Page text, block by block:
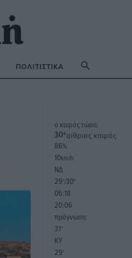
ΠΟΛΙΤΙΣΤΙΚΆ
o καιρός τώρα:
30°αίθριος καιρός
86%
10km/h
ΝΔ
29°/30°
06:18
20:06
πρόγνωση:
31°
ΚΥ
29°